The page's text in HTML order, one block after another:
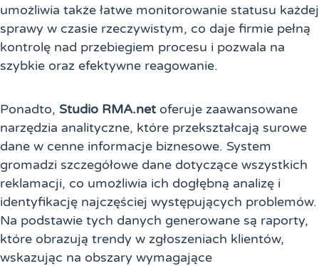
umożliwia także łatwe monitorowanie statusu każdej
sprawy w czasie rzeczywistym, co daje firmie pełną
kontrolę nad przebiegiem procesu i pozwala na
szybkie oraz efektywne reagowanie.
Ponadto, Studio RMA.netoferuje zaawansowane
narzędzia analityczne, które przekształcają surowe
dane w cenne informacje biznesowe. System
gromadzi szczegółowe dane dotyczące wszystkich
reklamacji, co umożliwia ich dogłębną analizę i
identyfikację najczęściej występujących problemów.
Na podstawie tych danych generowane są raporty,
które obrazują trendy w zgłoszeniach klientów,
wskazując na obszary wymagające